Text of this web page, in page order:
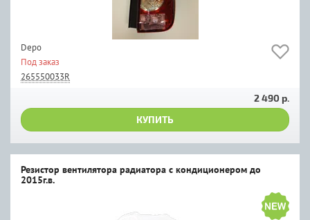
Depo
Под заказ
265550033R
2 490 р.
КУПИТЬ
Резистор вентилятора радиатора с кондиционером до
2015г.в.